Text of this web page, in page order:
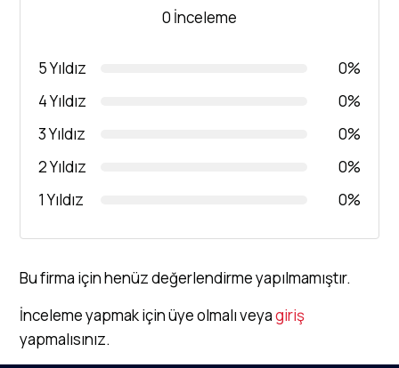
0 İnceleme
5 Yıldız
0%
4 Yıldız
0%
3 Yıldız
0%
2 Yıldız
0%
1 Yıldız
0%
Bu firma için henüz değerlendirme yapılmamıştır.
İnceleme yapmak için üye olmalı veyagiriş
yapmalısınız.